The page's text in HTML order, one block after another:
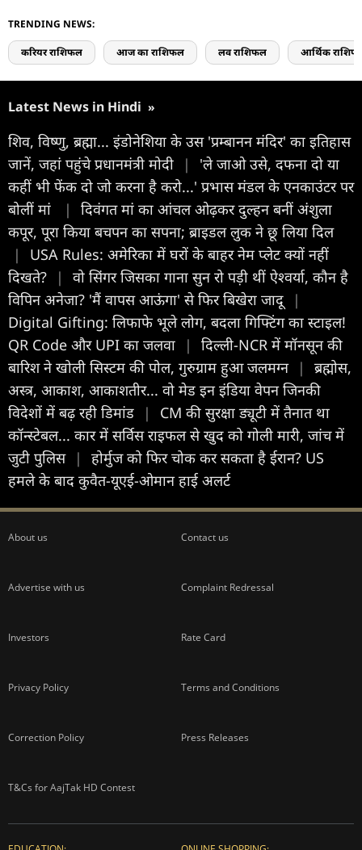
TRENDING NEWS:
करियर राशिफल आज का राशिफल लव राशिफल आर्थिक
Latest News in Hindi »
शिव, विष्णु, ब्रह्मा... इंडोनेशिया के उस 'प्रम्बानन मंदिर' का इतिहास
जानें, जहां पहुंचे प्रधानमंत्री मोदी
|
'ले जाओ उसे, दफना दो या
कहीं भी फेंक दो जो करना है करो...' प्रभास मंडल के एनकाउंटर पर
बोलीं मां
|
दिवंगत मां का आंचल ओढ़कर दुल्हन बनीं अंशुला
कपूर, पूरा किया बचपन का सपना; ब्राइडल लुक ने छू लिया दिल
|
USA Rules: अमेरिका में घरों के बाहर नेम प्लेट क्यों नहीं
दिखते?
|
वो स‍िंगर ज‍िसका गाना सुन रो पड़ी थीं ऐश्वर्या, कौन है
विपिन अनेजा? 'मैं वापस आऊंगा' से फ‍िर ब‍िखेरा जादू
|
Digital Gifting: लिफाफे भूले लोग, बदला गिफ्टिंग का स्टाइल!
QR Code और UPI का जलवा
|
दिल्ली-NCR में मॉनसून की
बारिश ने खोली सिस्टम की पोल, गुरुग्राम हुआ जलमग्न |
ब्रह्मोस,
अस्त्र, आकाश, आकाशतीर... वो मेड इन इंडिया वेपन जिनकी
विदेशों में बढ़ रही डिमांड
|
CM की सुरक्षा ड्यूटी में तैनात था
कॉन्स्टेबल... कार में सर्विस राइफल से खुद को गोली मारी, जांच में
जुटी पुलिस |
होर्मुज को फिर चोक कर सकता है ईरान? US
हमले के बाद कुवैत-यूएई-ओमान हाई अलर्ट
About us Contact us
Advertise with us Complaint Redressal
Investors Rate Card
Privacy Policy Terms and Conditions
Correction Policy Press Releases
T&Cs for AajTak HD Contest